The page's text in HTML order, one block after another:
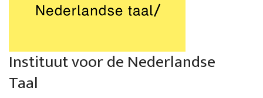
Instituut voor de Nederlandse
Taal